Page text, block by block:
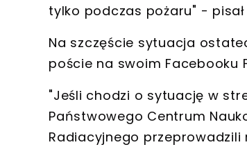
tylko podczas pożaru" - pisał
Na szczęście sytuacja
poście na swoim Facebooku
"Jeśli chodzi o sytuację w
Państwowego Centrum
Radiacyjnego